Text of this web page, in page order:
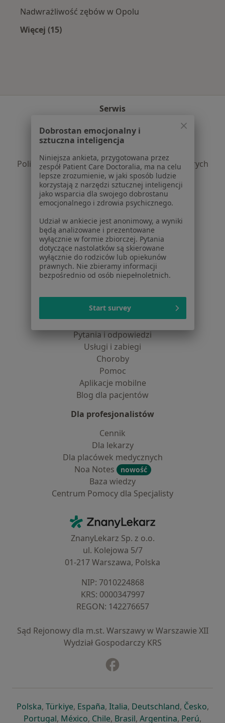
Nadwrażliwość zębów w Opolu
Więcej (15)
Serwis
Regulamin
Polityka prywatności pacjentów
Polityka prywatności dla profesjonalistów, których
dane pozyskaliśmy samodzielnie
Polityka cookies
Jak działają wyniki wyszukiwania
O nas
Praca Rekrutujemy!
Partnerzy
Centrum prasowe
Kontakt
Lekarze
Placówki medyczne
Pytania i odpowiedzi
Usługi i zabiegi
Choroby
Pomoc
Aplikacje mobilne
Blog dla pacjentów
Dla profesjonalistów
Cennik
Dla lekarzy
Dla placówek medycznych
Noa Notes
nowość
Baza wiedzy
Centrum Pomocy dla Specjalisty
ZnanyLekarz - Strona główna
ZnanyLekarz Sp. z o.o.
ul. Kolejowa 5/7
01-217 Warszawa, Polska
NIP: ⁠7010224868
KRS: ⁠0000347997
REGON: ⁠142276657
Sąd Rejonowy dla m.st. Warszawy w Warszawie XII
Wydział Gospodarczy KRS
Polskaotwiera się w nowej karcie
, Türkiyeotwiera się w nowej karcie
, Españaotwiera się w nowej karcie
, Italiaotwiera się w nowej
, Deutschlandotwiera się
, Česko,
Portugalotwiera się w nowej karcie
, Méxicootwiera się w nowej karcie
, Chileotwiera się w nowej karcie
, Brasilotwiera się w nowej
, Argentinaotwiera się
, Perú,
Dobrostan emocjonalny i
sztuczna inteligencja
Niniejsza ankieta, przygotowana przez
zespół Patient Care Doctoralia, ma na celu
lepsze zrozumienie, w jaki sposób ludzie
korzystają z narzędzi sztucznej inteligencji
jako wsparcia dla swojego dobrostanu
emocjonalnego i zdrowia psychicznego.
Udział w ankiecie jest anonimowy, a wyniki
będą analizowane i prezentowane
wyłącznie w formie zbiorczej. Pytania
dotyczące nastolatków są skierowane
wyłącznie do rodziców lub opiekunów
prawnych. Nie zbieramy informacji
bezpośrednio od osób niepełnoletnich.
Start survey